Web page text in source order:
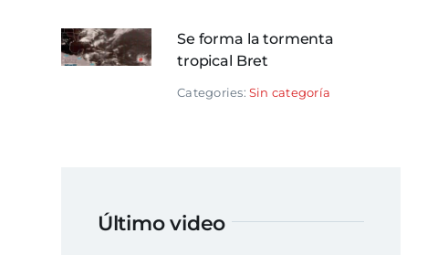
Se forma la tormenta
tropical Bret
Categories: Sin categoría
Último video